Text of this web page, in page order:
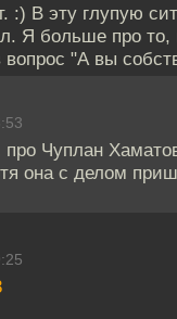
:) В эту глупую
Я больше про то,
"А вы
про Чуплан
она с делом